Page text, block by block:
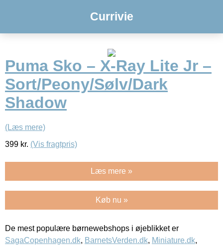
Currivie
Puma Sko – X-Ray Lite Jr –
Sort/Peony/Sølv/Dark
Shadow
(Læs mere)
399 kr. (Vis fragtpris)
Læs mere »
Køb nu »
De mest populære børnewebshops i øjeblikket er
SagaCopenhagen.dk, BarnetsVerden.dk, Miniature.dk,